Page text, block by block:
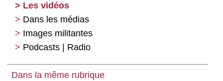
Les vidéos
Dans les médias
Images militantes
Podcasts | Radio
Dans la même rubrique